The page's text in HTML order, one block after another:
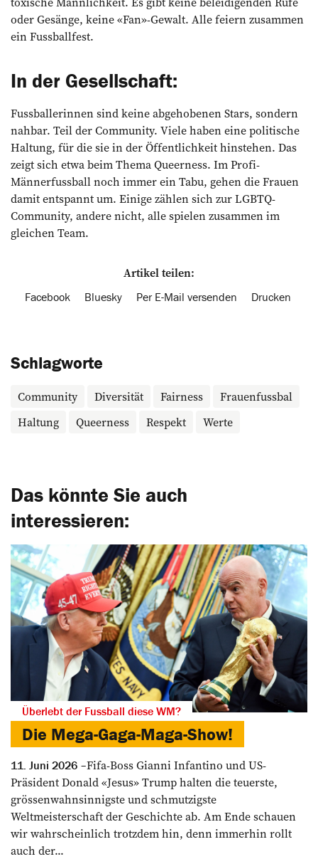
oder Gesänge, keine «Fan»-Gewalt. Alle feiern zusammen
ein Fussballfest.
In der Gesellschaft:
Fussballerinnen sind keine abgehobenen Stars, sondern
nahbar. Teil der Community. Viele haben eine politische
Haltung, für die sie in der Öffentlichkeit hinstehen. Das
zeigt sich etwa beim Thema Queerness. Im Profi-
Männerfussball noch immer ein Tabu, gehen die Frauen
damit entspannt um. Einige zählen sich zur LGBTQ-
Community, andere nicht, alle spielen zusammen im
gleichen Team.
Artikel teilen:
Facebook Bluesky Per E-Mail versenden Drucken
Schlagworte
Community Diversität Fairness
Frauenfussbal
Haltung
Queerness Respekt Werte
Das könnte Sie auch
interessieren:
Überlebt der Fussball diese WM?
Die Mega-Gaga-Maga-Show!
11. Juni 2026
Fifa-Boss Gianni Infantino und US-
Präsident Donald «Jesus» Trump halten die teuerste,
grössenwahnsinnigste und schmutzigste
Weltmeisterschaft der Geschichte ab. Am Ende schauen
wir wahrscheinlich trotzdem hin, denn immerhin rollt
auch der...